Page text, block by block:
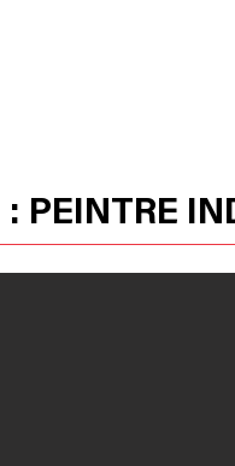
: PEINTRE